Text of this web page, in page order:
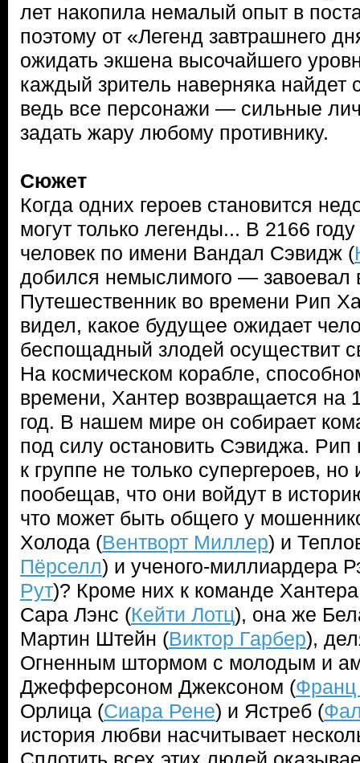
лет накопила немалый опыт в
поэтому от «Легенд завтрашнего
ожидать экшена высочайшего
каждый зритель наверняка найдет
ведь все персонажи — сильные
задать жару любому противнику.
Сюжет
Когда одних героев становится
могут только легенды... В 2166
человек по имени Вандал Сэвидж (
добился немыслимого — завоевал
Путешественник во времени Рип
видел, какое будущее ожидает
беспощадный злодей осуществит
На космическом корабле,
времени, Хантер возвращается на
год. В нашем мире он собирает
под силу остановить Сэвиджа. Рип
к группе не только супергероев, но
пообещав, что они войдут в
что может быть общего у
Холода (Вентворт Миллер) и
Пёрселл) и ученого-миллиардера
Рут)? Кроме них к команде
Сара Лэнс (Кейти Лотц), она же
Мартин Штейн (Виктор Гарбер),
Огненным штормом с молодым и
Джефферсоном Джексоном (
Орлица (Сиара Рене) и Ястреб (
история любви насчитывает